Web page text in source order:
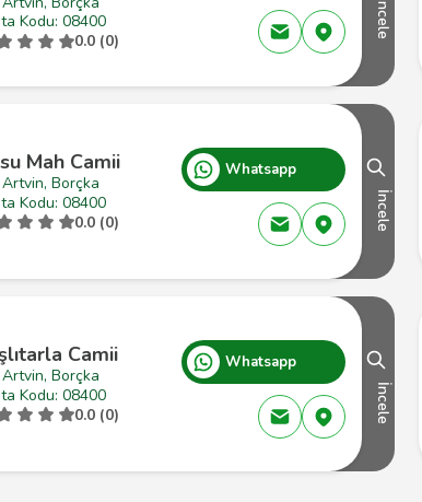
Kodu: 08400
0.0 (0)
İncele
Mah Camii
Artvin, Borçka
Kodu: 08400
0.0 (0)
Whatsapp
İncele
Camii
Artvin, Borçka
Kodu: 08400
0.0 (0)
Whatsapp
İncele